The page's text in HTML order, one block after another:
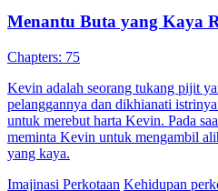
Menantu Buta yang Kaya
Chapters: 75
Kevin adalah seorang tukang pijit
pelanggannya dan dikhianati
untuk merebut harta Kevin. Pada
meminta Kevin untuk mengambil
yang kaya.
Imajinasi Perkotaan Kehidupan